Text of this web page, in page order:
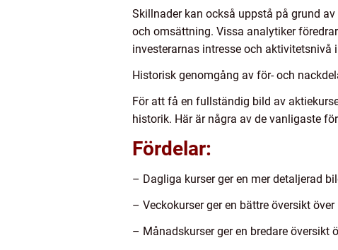
Skillnader kan också uppstå på grund
och omsättning. Vissa analytiker
investerarnas intresse och aktivitetsnivå
Historisk genomgång av för- och
För att få en fullständig bild av
historik. Här är några av de vanligaste
Fördelar:
– Dagliga kurser ger en mer detaljerad
– Veckokurser ger en bättre översikt
– Månadskurser ger en bredare översikt